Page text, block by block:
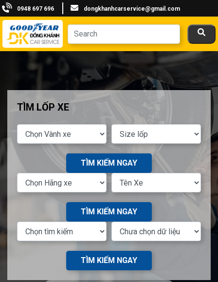
0948 697 696 dongkhanhcarservice@gmail.com
TÌM LỐP XE
TÌM KIẾM NGAY
TÌM KIẾM NGAY
TÌM KIẾM NGAY